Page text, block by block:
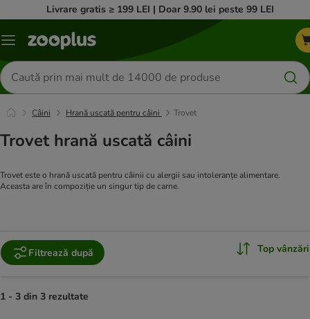
Livrare gratis ≥ 199 LEI | Doar 9.90 lei peste 99 LEI
Categorii
Căutare
produse
Câini Hrană uscată pentru câini Trovet
Trovet hrană uscată câini
Trovet este o hrană uscată pentru câinii cu alergii sau intoleranțe alimentare.
Aceasta are în compoziție un singur tip de carne.
Filtrează după Top vânzări
1 - 3 din 3 rezultate